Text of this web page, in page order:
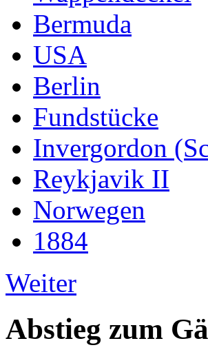
Bermuda
USA
Berlin
Fundstücke
Invergordon
Reykjavik II
Norwegen
1884
Weiter
Abstieg zum